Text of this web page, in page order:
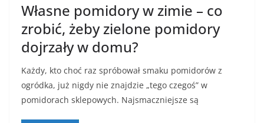
Własne pomidory w zimie – co
zrobić, żeby zielone pomidory
dojrzały w domu?
Każdy, kto choć raz spróbował smaku pomidorów z
ogródka, już nigdy nie znajdzie „tego czegoś” w
pomidorach sklepowych. Najsmaczniejsze są